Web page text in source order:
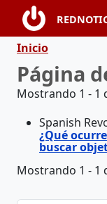
Pasar al contenido
Ruta de
Inicio
Página
Mostrando 1 - 1
Spanish
¿Qué
buscar
Mostrando 1 - 1